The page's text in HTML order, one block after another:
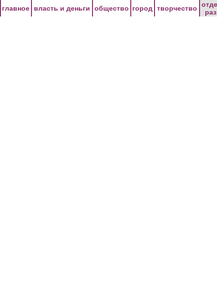
главное власть и деньги общество город творчество